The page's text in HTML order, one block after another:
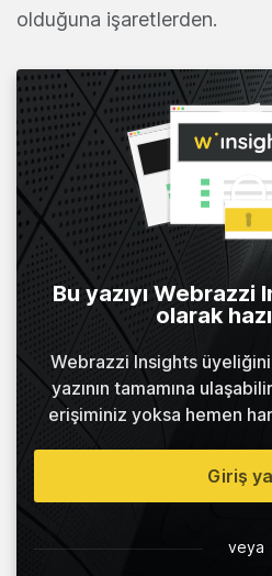
olduğuna işaretlerden.
Bu yazıyı
olarak
Webrazzi Insights
yazının tamamına
erişiminiz yoksa hemen
Giriş
veya